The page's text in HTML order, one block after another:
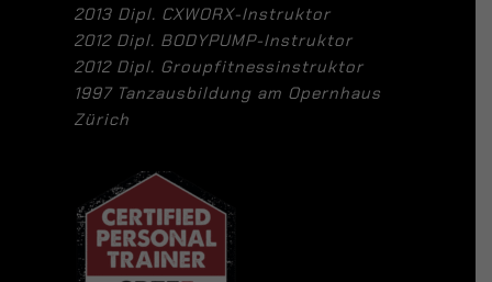
2013 Dipl. CXWORX-Instruktor
2012 Dipl. BODYPUMP-Instruktor
2012 Dipl. Groupfitnessinstruktor
1997 Tanzausbildung am Opernhaus
Zürich